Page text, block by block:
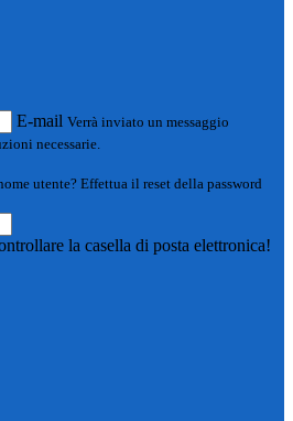
E-mail Verrà inviato un messaggio
necessarie.
utente? Effettua il reset della password
la casella di posta elettronica!